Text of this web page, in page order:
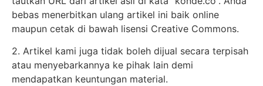
bebas menerbitkan ulang artikel ini baik online
maupun cetak di bawah lisensi Creative Commons.
2. Artikel kami juga tidak boleh dijual secara terpisah
atau menyebarkannya ke pihak lain demi
mendapatkan keuntungan material.